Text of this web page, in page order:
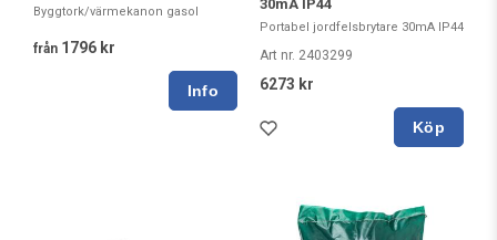
Byggtork/värmekanon gasol
från 1796 kr
30mA IP44
Portabel jordfelsbrytare 30mA IP44
Art nr. 2403299
6273 kr
Köp